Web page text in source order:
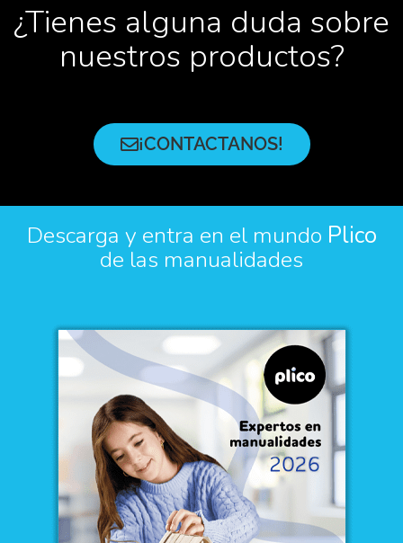
¿Tienes alguna duda sobre
nuestros productos?
¡CONTACTANOS!
Descarga y entra en el mundo Plico
de las manualidades